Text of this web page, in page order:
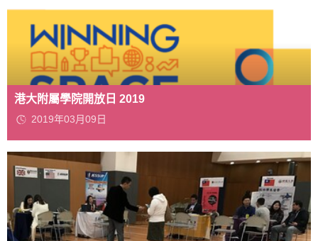
港大附屬學院開放日 2019
2019年03月09日